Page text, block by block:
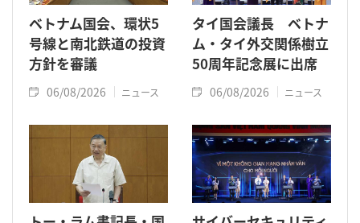
ベトナム国会、環状5
号線と南北鉄道の投資
方針を審議
06/08/2026 ニュース
タイ国会議長 ベトナ
ム・タイ外交関係樹立
50周年記念展に出席
06/08/2026 ニュース